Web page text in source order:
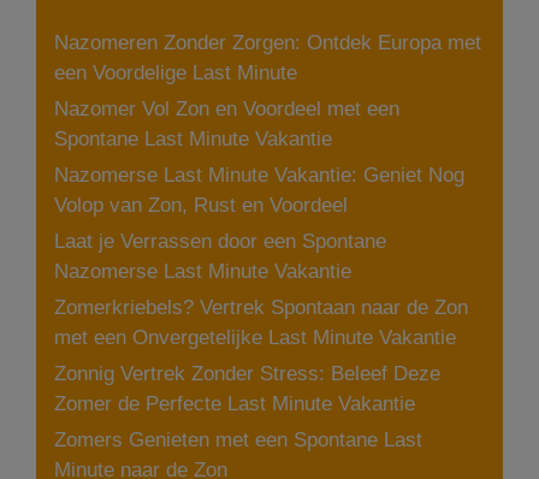
Nazomeren Zonder Zorgen: Ontdek Europa met
een Voordelige Last Minute
Nazomer Vol Zon en Voordeel met een
Spontane Last Minute Vakantie
Nazomerse Last Minute Vakantie: Geniet Nog
Volop van Zon, Rust en Voordeel
Laat je Verrassen door een Spontane
Nazomerse Last Minute Vakantie
Zomerkriebels? Vertrek Spontaan naar de Zon
met een Onvergetelijke Last Minute Vakantie
Zonnig Vertrek Zonder Stress: Beleef Deze
Zomer de Perfecte Last Minute Vakantie
Zomers Genieten met een Spontane Last
Minute naar de Zon